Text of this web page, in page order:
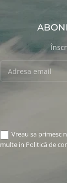
Vreau sa primesc
multe in Politică de